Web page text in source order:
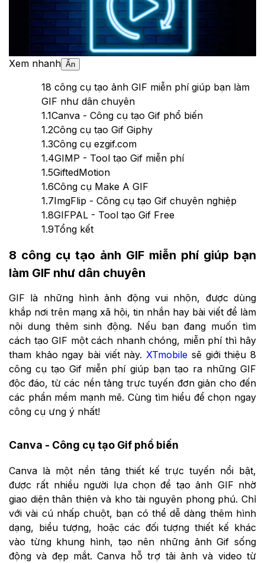
Xem nhanh Ẩn
18 công cụ tạo ảnh GIF miễn phí giúp bạn làm
GIF như dân chuyên
1.1Canva - Công cụ tạo Gif phổ biến
1.2Công cụ tạo Gif Giphy
1.3Công cụ ezgif.com
1.4GIMP - Tool tạo Gif miễn phí
1.5GiftedMotion
1.6Công cụ Make A GIF
1.7ImgFlip - Công cụ tạo Gif chuyên nghiệp
1.8GIFPAL - Tool tạo Gif Free
1.9Tổng kết
8 công cụ tạo ảnh GIF miễn phí giúp bạn
làm GIF như dân chuyên
GIF là những hình ảnh động vui nhộn, được dùng
khắp nơi trên mạng xã hội, tin nhắn hay bài viết để làm
nội dung thêm sinh động. Nếu bạn đang muốn tìm
cách tạo GIF một cách nhanh chóng, miễn phí thì hãy
tham khảo ngay bài viết này. XTmobile sẽ giới thiệu 8
công cụ tạo Gif miễn phí giúp bạn tạo ra những GIF
độc đáo, từ các nền tảng trực tuyến đơn giản cho đến
các phần mềm mạnh mẽ. Cùng tìm hiểu để chọn ngay
công cụ ưng ý nhất!
Canva - Công cụ tạo Gif phổ biến
Canva là một nền tảng thiết kế trực tuyến nổi bật,
được rất nhiều người lựa chọn để tạo ảnh GIF nhờ
giao diện thân thiện và kho tài nguyên phong phú. Chỉ
với vài cú nhấp chuột, bạn có thể dễ dàng thêm hình
dạng, biểu tượng, hoặc các đối tượng thiết kế khác
vào từng khung hình, tạo nên những ảnh Gif sống
động và đẹp mắt. Canva hỗ trợ tải ảnh và video từ